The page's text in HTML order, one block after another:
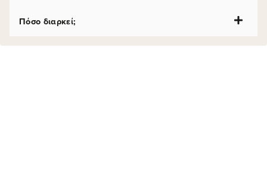
Πόσο διαρκεί;